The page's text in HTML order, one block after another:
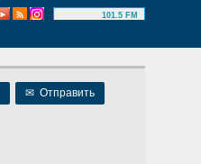
101.5 FM
✉ Отправить